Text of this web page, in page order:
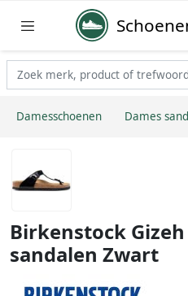
Damesschoenen Dames
Birkenstock
sandalen Zwart